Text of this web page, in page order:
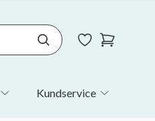
Kundservice